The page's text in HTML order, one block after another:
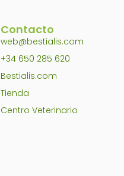
Contacto
web@bestialis.com
+34 650 285 620
Bestialis.com
Tienda
Centro Veterinario